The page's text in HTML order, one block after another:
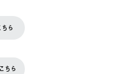
ら
ちら